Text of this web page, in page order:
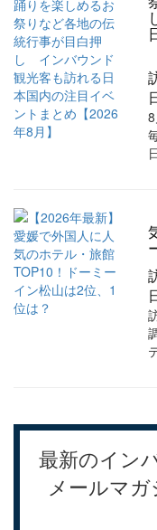
最新のイン
メールマ